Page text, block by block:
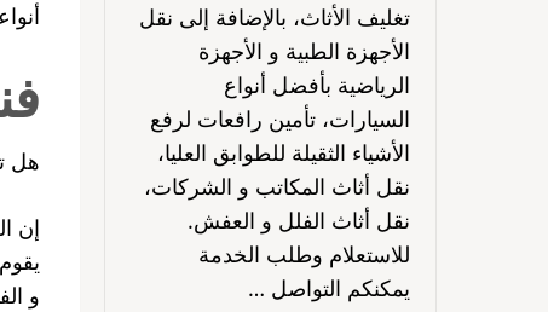
هل
إن
و
تغليف الأثاث، بالإضافة إلى نقل
الأجهزة الطبية و الأجهزة
الرياضية بأفضل أنواع
السيارات، تأمين رافعات لرفع
الأشياء الثقيلة للطوابق العليا،
نقل أثاث المكاتب و الشركات،
نقل أثاث الفلل و العفش.
للاستعلام وطلب الخدمة
يمكنكم التواصل …